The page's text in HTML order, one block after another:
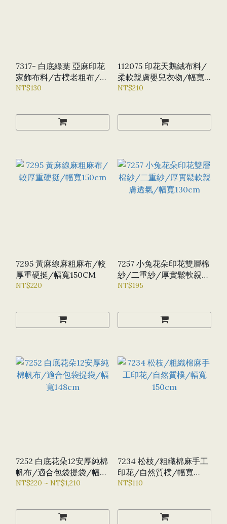
7317- 白底綠葉 亞麻印花
家飾布料/古樸老粗布/幅
寬150CM
NT$130
112075 印花天鵝絨布料/
柔軟親膚嬰兒衣物/幅寬
160CM
NT$210
7295 黃麻線麻粗麻布/較
厚重硬挺/幅寬150CM
NT$220
7257 小兔花朵印花雙層棉
紗/二重紗/厚實鬆軟親膚
透氣/幅寬130CM
NT$195
7252 白底花朵12安厚純棉
帆布/適合包袋提袋/幅寬
148CM
NT$220 ~ NT$1,210
7234 松枝/粗織棉麻手工
印花/自然質樸/幅寬
150CM
NT$110